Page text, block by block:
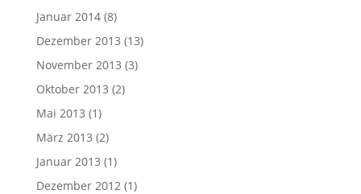
Januar 2014(8)
Dezember 2013 (13)
November 2013 (3)
Oktober 2013 (2)
Mai 2013 (1)
März 2013 (2)
Januar 2013 (1)
Dezember 2012(1)